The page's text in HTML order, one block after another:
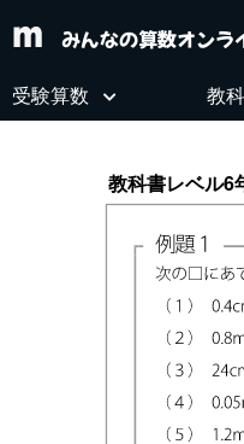
みんなの算数オンラ
受験算数 教
教科書レベ